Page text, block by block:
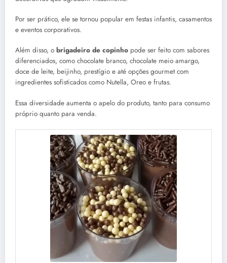
Por ser prático, ele se tornou popular em festas infantis, casamentos
e eventos corporativos.
Além disso, o brigadeiro de copinho pode ser feito com sabores
diferenciados, como chocolate branco, chocolate meio amargo,
doce de leite, beijinho, prestígio e até opções gourmet com
ingredientes sofisticados como Nutella, Oreo e frutas.
Essa diversidade aumenta o apelo do produto, tanto para consumo
próprio quanto para venda.